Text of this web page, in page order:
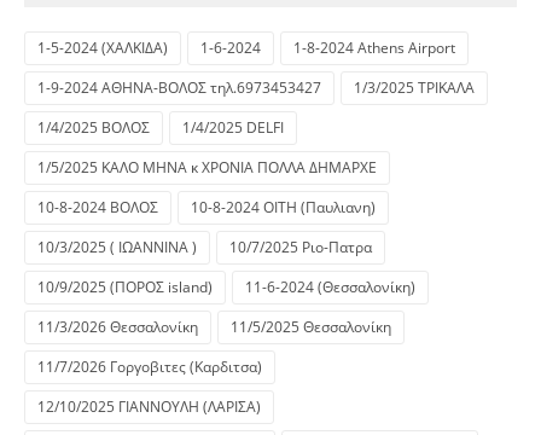
1-5-2024 (ΧΑΛΚΙΔΑ) 1-6-2024
1-8-2024 Athens Airport
1-9-2024 ΑΘΗΝΑ-ΒΟΛΟΣ τηλ.6973453427
1/3/2025 ΤΡΙΚΑΛΑ
1/4/2025 ΒΟΛΟΣ
1/4/2025 DELFI
1/5/2025 ΚΑΛΟ ΜΗΝΑ κ ΧΡΟΝΙΑ ΠΟΛΛΑ ΔΗΜΑΡΧΕ
10-8-2024 ΒΟΛΟΣ
10-8-2024 ΟΙΤΗ (Παυλιανη)
10/3/2025 ( ΙΩΑΝΝΙΝΑ )
10/7/2025 Ριο-Πατρα
10/9/2025 (ΠΟΡΟΣ island)
11-6-2024 (Θεσσαλονίκη)
11/3/2026 Θεσσαλονίκη
11/5/2025 Θεσσαλονίκη
11/7/2026 Γοργοβιτες (Καρδιτσα)
12/10/2025 ΓΙΑΝΝΟΥΛΗ (ΛΑΡΙΣΑ)